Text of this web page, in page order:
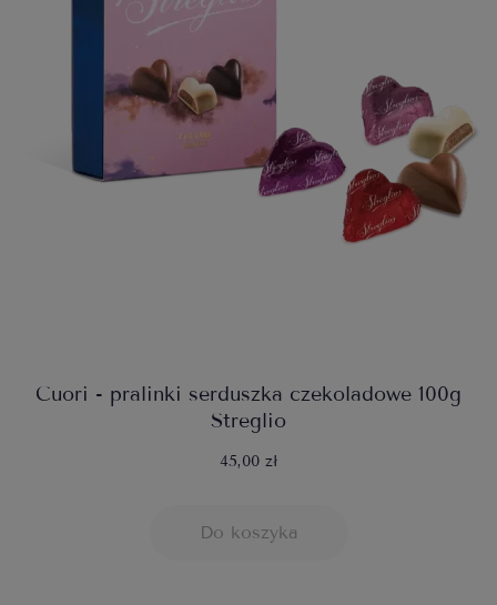
Cuori - pralinki serduszka czekoladowe 100g
Streglio
45,00 zł
Do koszyka